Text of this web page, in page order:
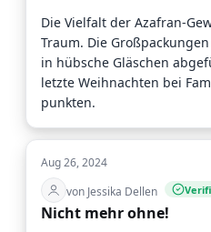
Die Vielfalt der Azafran-
Traum. Die
in hübsche Gläschen
letzte Weihnachten bei
punkten.
Aug 26, 2024
von Jessika Dellen
Nicht mehr ohne!